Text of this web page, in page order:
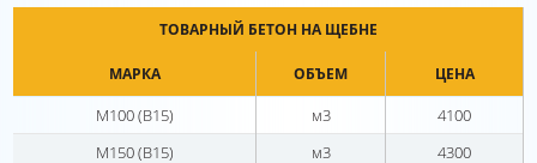
ТОВАРНЫЙ БЕТОН НА ЩЕБНЕ
МАРКА ОБЪЕМ ЦЕНА
М100 (В15) м3
4100
М150 (В15)
м3
4300